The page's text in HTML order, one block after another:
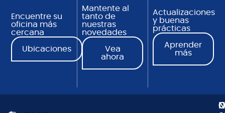
Encuentre su
oficina más
cercana
Ubicaciones
Mantente al
tanto de
nuestras
novedades
Vea
ahora
Actualizaciones
y buenas
prácticas
Aprender
más